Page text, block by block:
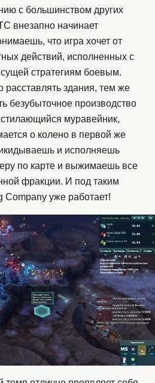
с большинством других
внезапно начинает
что игра хочет от
действий, исполненных с
стратегиям боевым.
расставлять здания, тем же
безубыточное производство
муравейник,
о колено в первой же
и исполняешь
по карте и выжимаешь все
фракции. И под таким
Company уже работает!